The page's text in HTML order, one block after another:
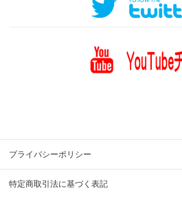
プライバシーポリシー
特定商取引法に基づく表記